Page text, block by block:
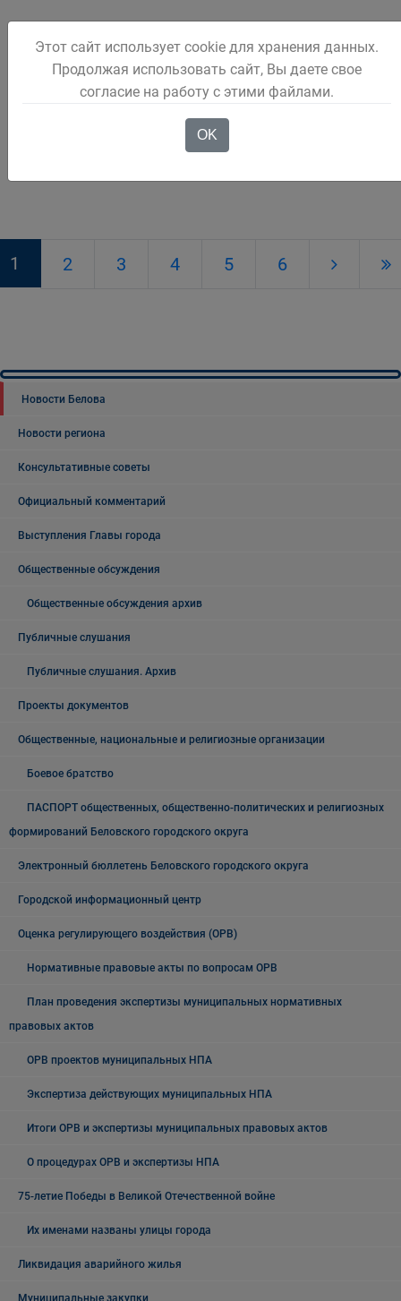
В Белове пройдет
чемпионат Кузбасса по
бочча.
Подробнее
1 2 3 4 5 6
Новости Белова
Новости региона
Консультативные советы
Официальный комментарий
Выступления Главы города
Общественные обсуждения
Общественные обсуждения архив
Публичные слушания
Публичные слушания. Архив
Проекты документов
Общественные, национальные и религиозные организации
Боевое братство
ПАСПОРТ общественных, общественно-политических и религиозных
формирований Беловского городского округа
Электронный бюллетень Беловского городского округа
Городской информационный центр
Оценка регулирующего воздействия (ОРВ)
Нормативные правовые акты по вопросам ОРВ
План проведения экспертизы муниципальных нормативных
правовых актов
ОРВ проектов муниципальных НПА
Экспертиза действующих муниципальных НПА
Итоги ОРВ и экспертизы муниципальных правовых актов
О процедурах ОРВ и экспертизы НПА
75-летие Победы в Великой Отечественной войне
Их именами названы улицы города
Ликвидация аварийного жилья
Муниципальные закупки
Этот сайт использует cookie для хранения данных.
Продолжая использовать сайт, Вы даете свое
согласие на работу с этими файлами.
OK